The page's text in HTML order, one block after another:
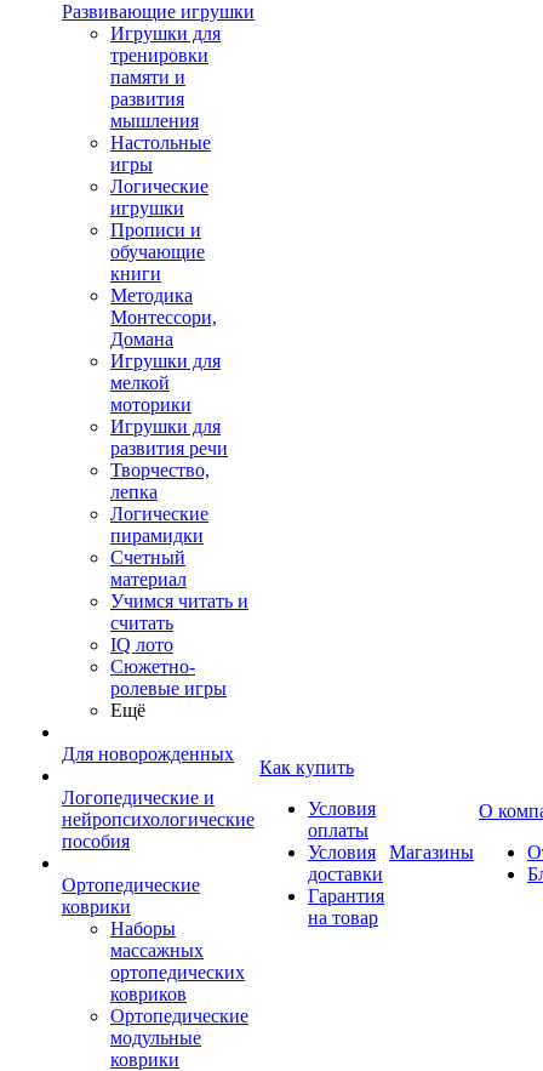
Развивающие игрушки
Игрушки для
тренировки
памяти и
развития
мышления
Настольные
игры
Логические
игрушки
Прописи и
обучающие
книги
Методика
Монтессори,
Домана
Игрушки для
мелкой
моторики
Игрушки для
развития речи
Творчество,
лепка
Логические
пирамидки
Счетный
материал
Учимся читать и
считать
IQ лото
Сюжетно-
ролевые игры
Ещё
Для новорожденных
Логопедические и
нейропсихологические
пособия
Ортопедические
коврики
Наборы
массажных
ортопедических
ковриков
Ортопедические
модульные
коврики
Как купить
Условия
оплаты
Условия
доставки
Гарантия
на товар
Магазины
О